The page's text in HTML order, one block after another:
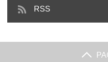
ックを着てみましょう。
一気に季節感を感じる服装
RSS